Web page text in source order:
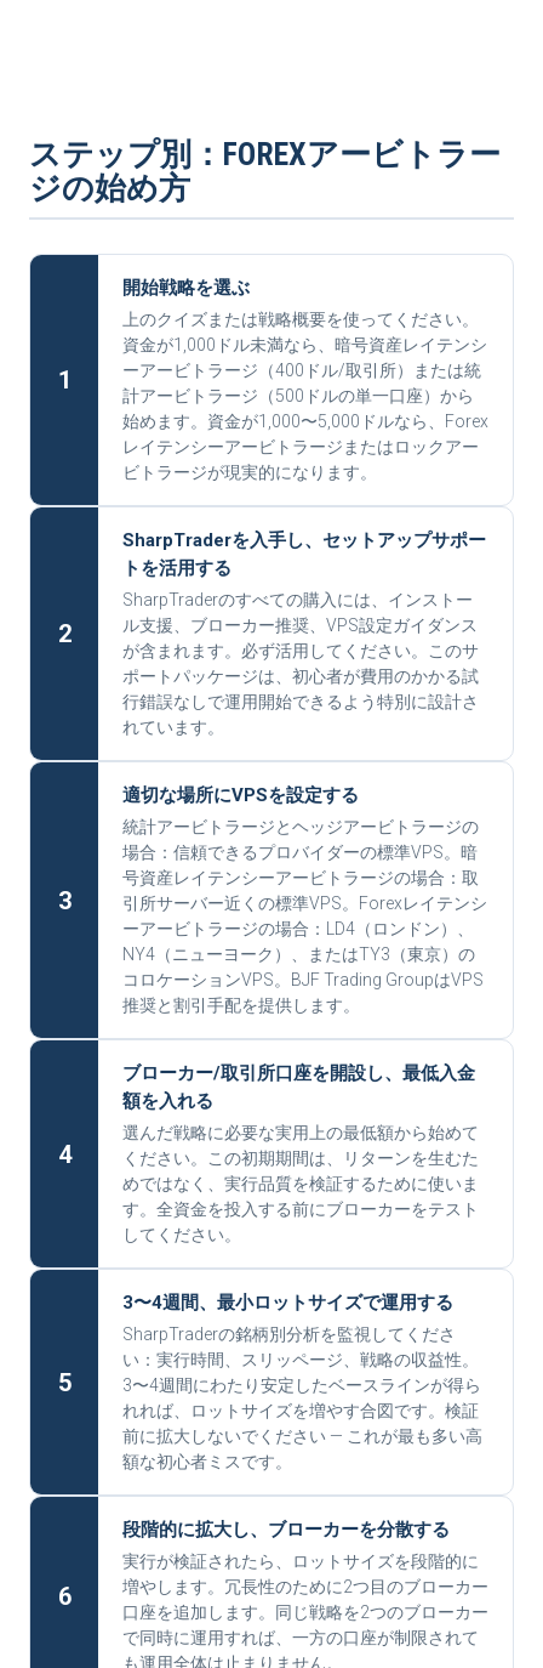
ステップ別：FOREXアービトラー
ジの始め方
1
開始戦略を選ぶ
上のクイズまたは戦略概要を使ってください。
資金が1,000ドル未満なら、暗号資産レイテンシ
ーアービトラージ（400ドル/取引所）または統
計アービトラージ（500ドルの単一口座）から
始めます。資金が1,000〜5,000ドルなら、Forex
レイテンシーアービトラージまたはロックアー
ビトラージが現実的になります。
2
SharpTraderを入手し、セットアップサポー
トを活用する
SharpTraderのすべての購入には、インストー
ル支援、ブローカー推奨、VPS設定ガイダンス
が含まれます。必ず活用してください。このサ
ポートパッケージは、初心者が費用のかかる試
行錯誤なしで運用開始できるよう特別に設計さ
れています。
3
適切な場所にVPSを設定する
統計アービトラージとヘッジアービトラージの
場合：信頼できるプロバイダーの標準VPS。暗
号資産レイテンシーアービトラージの場合：取
引所サーバー近くの標準VPS。Forexレイテンシ
ーアービトラージの場合：LD4（ロンドン）、
NY4（ニューヨーク）、またはTY3（東京）の
コロケーションVPS。BJF Trading GroupはVPS
推奨と割引手配を提供します。
4
ブローカー/取引所口座を開設し、最低入金
額を入れる
選んだ戦略に必要な実用上の最低額から始めて
ください。この初期期間は、リターンを生むた
めではなく、実行品質を検証するために使いま
す。全資金を投入する前にブローカーをテスト
してください。
5
3〜4週間、最小ロットサイズで運用する
SharpTraderの銘柄別分析を監視してくださ
い：実行時間、スリッページ、戦略の収益性。
3〜4週間にわたり安定したベースラインが得ら
れれば、ロットサイズを増やす合図です。検証
前に拡大しないでください — これが最も多い高
額な初心者ミスです。
6
段階的に拡大し、ブローカーを分散する
実行が検証されたら、ロットサイズを段階的に
増やします。冗長性のために2つ目のブローカー
口座を追加します。同じ戦略を2つのブローカー
で同時に運用すれば、一方の口座が制限されて
も運用全体は止まりません。